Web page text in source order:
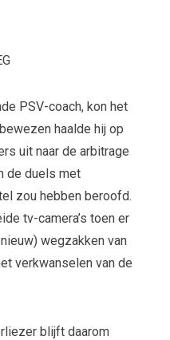
PSV-coach, kon het
haalde hij op
uit naar de arbitrage
de duels met
zou hebben beroofd.
tv-camera’s toen er
wegzakken van
verkwanselen van de
blijft daarom